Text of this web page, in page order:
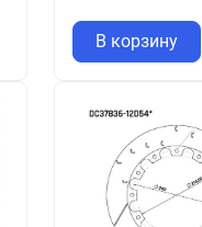
В корзину